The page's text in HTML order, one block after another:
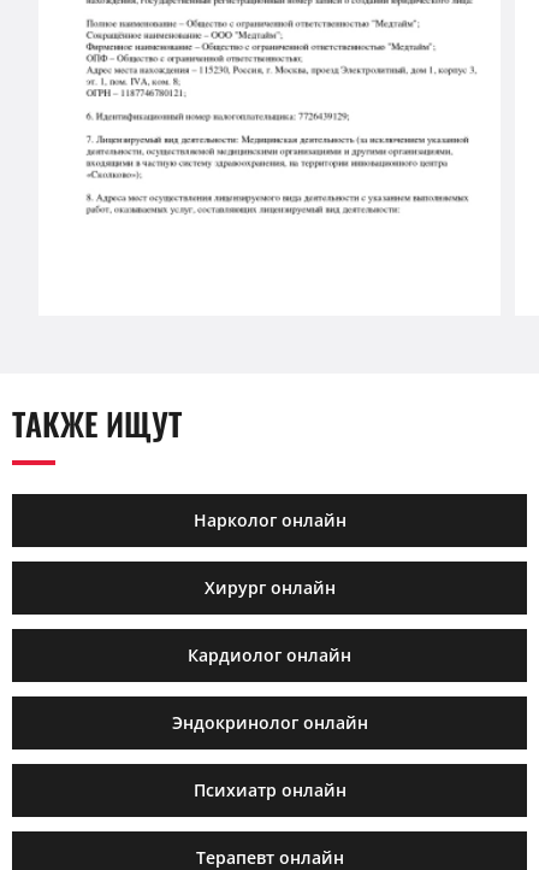
ТАКЖЕ ИЩУТ
Нарколог онлайн
Хирург онлайн
Кардиолог онлайн
Эндокринолог онлайн
Психиатр онлайн
Терапевт онлайн